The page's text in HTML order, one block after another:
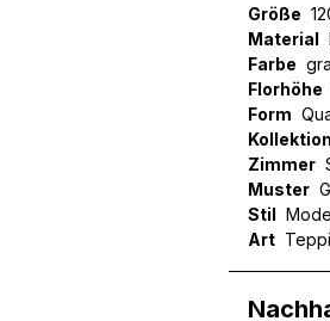
Größe
Material
Farbe
Florhöhe
Form
Kollektion
Zimmer
Muster
Stil
Art